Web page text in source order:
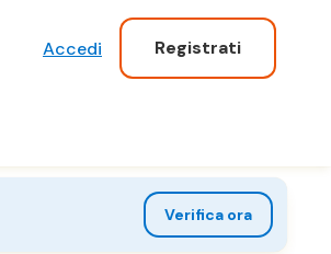
Accedi Registrati
Verifica ora